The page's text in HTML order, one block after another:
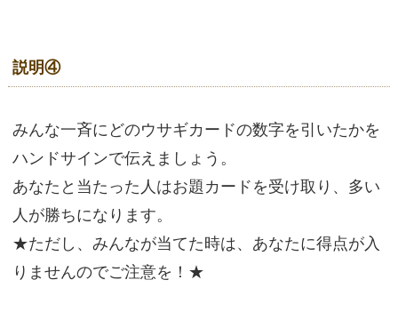
説明④
みんな一斉にどのウサギカードの数字を引いたかを
ハンドサインで伝えましょう。
あなたと当たった人はお題カードを受け取り、多い
人が勝ちになります。
★ただし、みんなが当てた時は、あなたに得点が入
りませんのでご注意を！★